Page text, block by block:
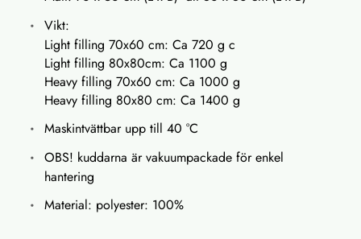
Vikt:
Light filling 70x60 cm: Ca 720 g c
Light filling 80x80cm: Ca 1100 g
Heavy filling 70x60 cm: Ca 1000 g
Heavy filling 80x80 cm: Ca 1400 g
Maskintvättbar upp till 40 °C
OBS! kuddarna är vakuumpackade för enkel
hantering
Material: polyester: 100%